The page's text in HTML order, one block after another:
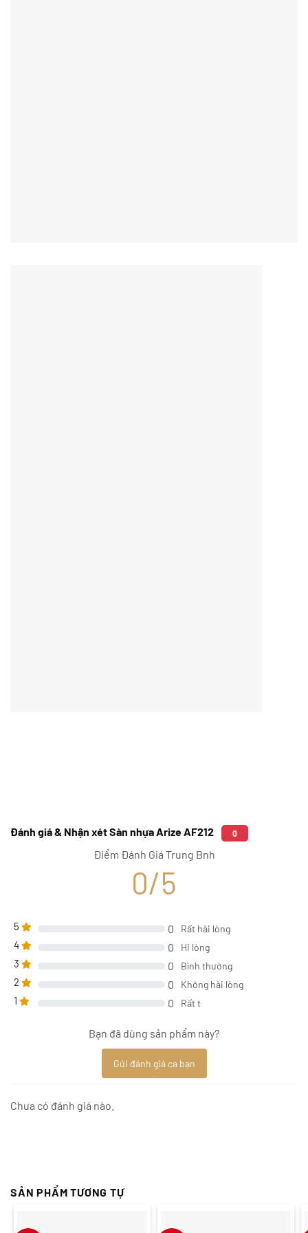
Đánh giá & Nhận xét Sàn nhựa Arize AF212 0
Điểm Đánh Giá Trung Bnh
0/5
5 0 Rất hài lòng
4 0 Hi lòng
3 0 Bình thường
2 0 Không hài lòng
1 0 Rất t
Bạn đã dùng sản phẩm này?
Gửi đánh giá ca bạn
Chưa có đánh giá nào.
SẢN PHẨM TƯƠNG TỰ